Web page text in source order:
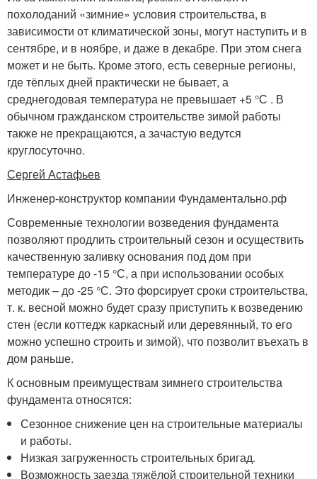
похолоданий «зимние» условия строительства, в
зависимости от климатической зоны, могут наступить и в
сентябре, и в ноябре, и даже в декабре. При этом снега
может и не быть. Кроме этого, есть северные регионы,
где тёплых дней практически не бывает, а
среднегодовая температура не превышает +5 °С . В
обычном гражданском строительстве зимой работы
также не прекращаются, а зачастую ведутся
круглосуточно.
Сергей Астафьев
Инженер-конструктор компании Фундаментально.рф
Современные технологии возведения фундамента
позволяют продлить строительный сезон и осуществить
качественную заливку основания под дом при
температуре до -15 °С, а при использовании особых
методик – до -25 °С. Это форсирует сроки строительства,
т. к. весной можно будет сразу приступить к возведению
стен (если коттедж каркасный или деревянный, то его
можно успешно строить и зимой), что позволит въехать в
дом раньше.
К основным преимуществам зимнего строительства
фундамента относятся:
Сезонное снижение цен на строительные материалы
и работы.
Низкая загруженность строительных бригад.
Возможность заезда тяжёлой строительной техники